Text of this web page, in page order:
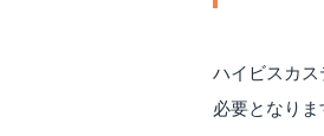
ハイビスカ
必要となりま